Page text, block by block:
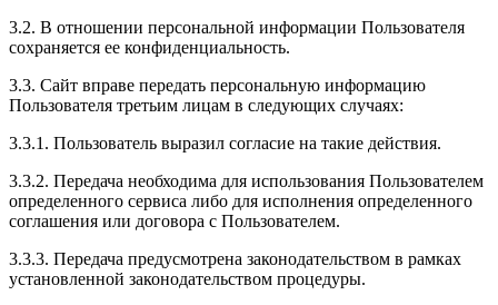
3.2. В отношении персональной информации Пользователя
сохраняется ее конфиденциальность.
3.3. Сайт вправе передать персональную информацию
Пользователя третьим лицам в следующих случаях:
3.3.1. Пользователь выразил согласие на такие действия.
3.3.2. Передача необходима для использования Пользователем
определенного сервиса либо для исполнения определенного
соглашения или договора с Пользователем.
3.3.3. Передача предусмотрена законодательством в рамках
установленной законодательством процедуры.